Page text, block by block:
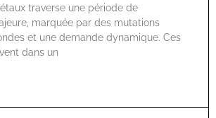
traverse une période de
marquée par des mutations
et une demande dynamique. Ces
dans un